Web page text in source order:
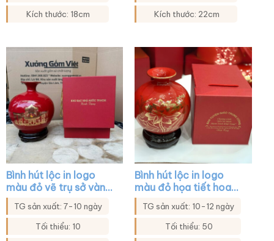
Kích thước: 18cm Kích thước: 22cm
Bình hút lộc in logo
màu đỏ vẽ trụ sở vàng
kim XG-BHL47
TG sản xuất: 7-10 ngày
Tối thiểu: 10
Bình hút lộc in logo
màu đỏ họa tiết hoa
sen in decal vàng XG-
BHL07
TG sản xuất: 10-12 ngày
Tối thiểu: 50